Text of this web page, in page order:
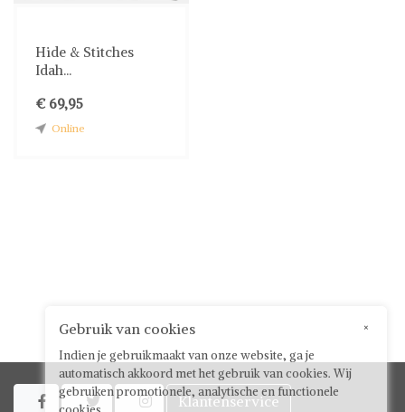
Hide & Stitches
Idah...
€ 69,95
Online
   Klantenservice
×
Gebruik van cookies
Indien je gebruikmaakt van onze website, ga je
automatisch akkoord met het gebruik van cookies. Wij
gebruiken promotionele, analytische en functionele